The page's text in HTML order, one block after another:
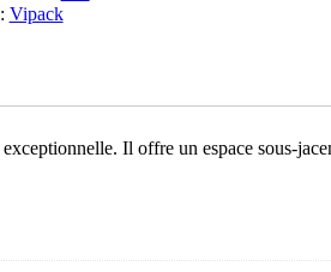
Vipack
Il offre un espace sous-